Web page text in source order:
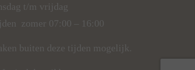
t/m vrijdag
zomer 07:00 – 16:00
buiten deze tijden mogelijk.